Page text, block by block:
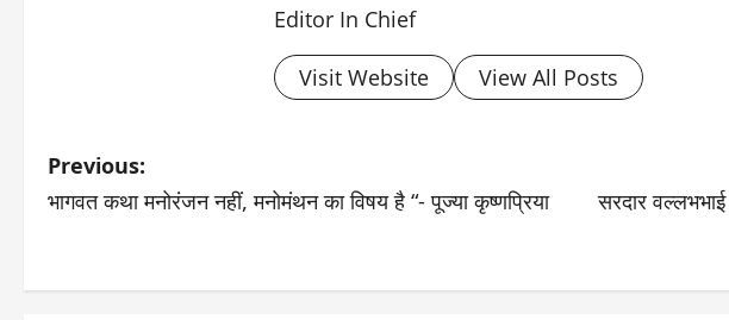
Editor In Chief
Visit Website View All Posts
P
o
Previous:
भागवत कथा मनोरंजन नहीं, मनोमंथन का विषय है “- पूज्या कृष्णप्रिया
सरदार